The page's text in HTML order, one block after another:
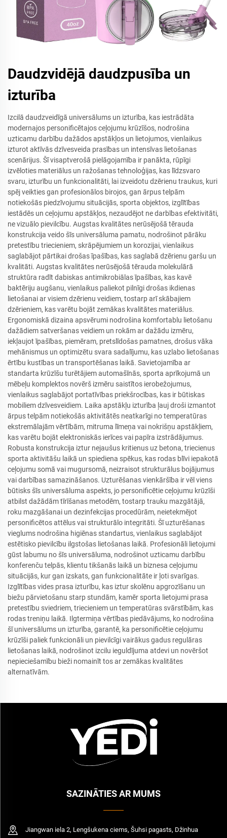
Daudzvidējā daudzpusība un
izturība
Izcilā daudzveidīgā universālums un izturība, kas iestrādāta
modernajos personificētajos ceļojumu krūzīšos, nodrošina
uzticamu darbību dažādos apstākļos un lietojumos, vienlaikus
izturot aktīvās dzīvesveida prasības un intensīvas lietošanas
scenārijus. Šī visaptverošā pielāgojamība ir panākta, rūpīgi
izvēloties materiālus un ražošanas tehnoloģijas, kas līdzsvaro
svaru, izturību un funkcionalitāti, lai izveidotu dzērienu traukus, kuri
spēj veikties gan profesionālos birojos, gan ārpus telpām
notiekošās piedzīvojumu situācijās, sporta objektos, izglītības
iestādēs un ceļojumu apstākļos, nezaudējot ne darbības efektivitāti,
ne vizuālo pievilcību. Augstas kvalitātes nerūsējošā tērauda
konstrukcija veido šīs universāluma pamatu, nodrošinot pārāku
pretestību triecieniem, skrāpējumiem un korozijai, vienlaikus
saglabājot pārtikai drošas īpašības, kas saglabā dzērienu garšu un
kvalitāti. Augstas kvalitātes nerūsējošā tērauda molekulārā
struktūra radīt dabiskas antimikrobiālas īpašības, kas kavē
baktēriju augšanu, vienlaikus paliekot pilnīgi drošas ikdienas
lietošanai ar visiem dzērienu veidiem, tostarp arī skābajiem
dzērieniem, kas varētu bojāt zemākas kvalitātes materiālus.
Ergonomiskā dizaina apsvērumi nodrošina komfortablu lietošanu
dažādiem satveršanas veidiem un rokām ar dažādu izmēru,
iekļaujot īpašības, piemēram, pretslīdošas pamatnes, drošus vāka
mehānismus un optimizētu svara sadalījumu, kas uzlabo lietošanas
ērtību kustības un transportēšanas laikā. Savietojamība ar
standarta krūzīšu turētājiem automašīnās, sporta aprīkojumā un
mēbeļu komplektos novērš izmēru saistītos ierobežojumus,
vienlaikus saglabājot portatīvības priekšrocības, kas ir būtiskas
mobiliem dzīvesveidiem. Laika apstākļu izturība ļauj droši izmantot
ārpus telpām notiekošās aktivitātēs neatkarīgi no temperatūras
ekstremālajām vērtībām, mitruma līmeņa vai nokrišņu apstākļiem,
kas varētu bojāt elektroniskās ierīces vai papīra izstrādājumus.
Robusta konstrukcija iztur nejaušus kritienus uz betona, triecienus
sporta aktivitāšu laikā un spiediena spēkus, kas rodas blīvi iepakotā
ceļojumu somā vai mugursomā, neizraisot strukturālus bojājumus
vai darbības samazināšanos. Uzturēšanas vienkāršība ir vēl viens
būtisks šīs universāluma aspekts, jo personificētie ceļojumu krūzīši
atbilst dažādām tīrīšanas metodēm, tostarp trauku mazgātājā,
roku mazgāšanai un dezinfekcijas procedūrām, neietekmējot
personificētos attēlus vai strukturālo integritāti. Šī uzturēšanas
vieglums nodrošina higiēnas standartus, vienlaikus saglabājot
estētisko pievilcību ilgstošas lietošanas laikā. Profesionāli lietojumi
gūst labumu no šīs universāluma, nodrošinot uzticamu darbību
konferenču telpās, klientu tikšanās laikā un biznesa ceļojumu
situācijās, kur gan izskats, gan funkcionalitāte ir ļoti svarīgas.
Izglītības vides prasa izturību, kas iztur skolēnu apgrozīšanu un
biežu pārvietošanu starp stundām, kamēr sporta lietojumi prasa
pretestību sviedriem, triecieniem un temperatūras svārstībām, kas
rodas treniņu laikā. Ilgtermiņa vērtības piedāvājums, ko nodrošina
šī universālums un izturība, garantē, ka personificētie ceļojumu
krūzīši paliek funkcionāli un pievilcīgi vairākus gadus regulāras
lietošanas laikā, nodrošinot izcilu ieguldījuma atdevi un novēršot
nepieciešamību bieži nomainīt tos ar zemākas kvalitātes
alternatīvām.
SAZINĀTIES AR MUMS
Jiangwan iela 2, Lengšukena ciems, Šuhsi pagasts, Džinhua